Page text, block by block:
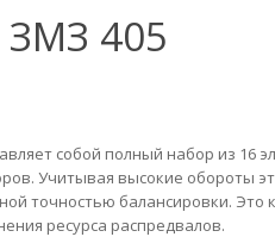
ЗМЗ 405
собой полный набор из 16
Учитывая высокие обороты
точностью балансировки. Это
ресурса распредвалов.